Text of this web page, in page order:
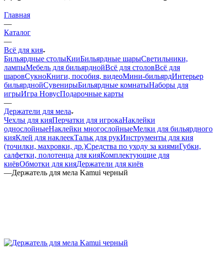
Главная
—
Каталог
—
Всё для кия
Бильярдные столыКииБильярдные шарыСветильники,
лампыМебель для бильярднойВсё для столовВсё для
шаровСукноКниги, пособия, видеоМини-бильярдИнтерьер
бильярднойСувенирыБильярдные комнатыНаборы для
игрыИгра НовусПодарочные карты
—
Держатели для мела
Чехлы для кияПерчатки для игрокаНаклейки
однослойныеНаклейки многослойныеМелки для бильярдного
кияКлей для наклеекТальк для рукИнструменты для кия
(точилки, махровки, др.)Средства по уходу за киямиГубки,
салфетки, полотенца для кияКомплектующие для
киёвОбмотки для кияДержатели для киёв
—Держатель для мела Kamui черный